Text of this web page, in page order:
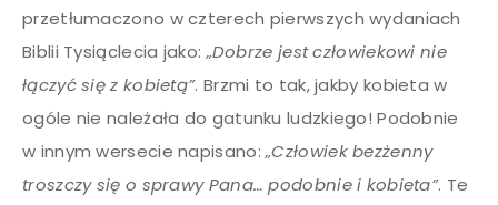
przetłumaczono w czterech pierwszych wydaniach
Biblii Tysiąclecia jako:„Dobrze jest człowiekowi nie
łączyć się z kobietą”. Brzmi to tak, jakby kobieta w
ogóle nie należała do gatunku ludzkiego! Podobnie
w innym wersecie napisano:„Człowiek bezżenny
troszczy się o sprawy Pana… podobnie i kobieta”. Te